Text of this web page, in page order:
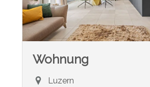
Wohnung
Luzern